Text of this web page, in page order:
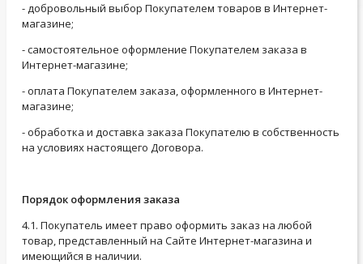
- добровольный выбор Покупателем товаров в Интернет-
магазине;
- самостоятельное оформление Покупателем заказа в
Интернет-магазине;
- оплата Покупателем заказа, оформленного в Интернет-
магазине;
- обработка и доставка заказа Покупателю в собственность
на условиях настоящего Договора.
Порядок оформления заказа
4.1. Покупатель имеет право оформить заказ на любой
товар, представленный на Сайте Интернет-магазина и
имеющийся в наличии.